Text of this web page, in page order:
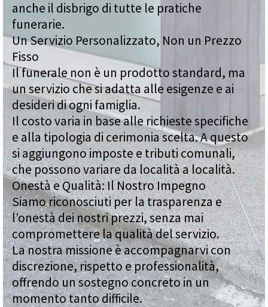
anche il disbrigo di tutte le pratiche
funerarie.
Un Servizio Personalizzato, Non un Prezzo
Fisso
Il funerale non è un prodotto standard, ma
un servizio che si adatta alle esigenze e ai
desideri di ogni famiglia.
Il costo varia in base alle richieste specifiche
e alla tipologia di cerimonia scelta. A questo
si aggiungono imposte e tributi comunali,
che possono variare da località a località.
Onestà e Qualità: Il Nostro Impegno
Siamo riconosciuti per la trasparenza e
l’onestà dei nostri prezzi, senza mai
compromettere la qualità del servizio.
La nostra missione è accompagnarvi con
discrezione, rispetto e professionalità,
offrendo un sostegno concreto in un
momento tanto difficile.